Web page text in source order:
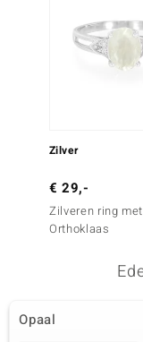
Zilver
€ 29,-
Zilveren ring
Orthoklaas
Opaal